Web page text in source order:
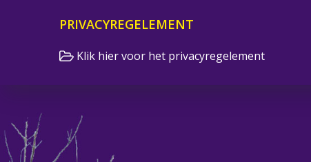
PRIVACYREGELEMENT
Klik hier voor het privacyregelement